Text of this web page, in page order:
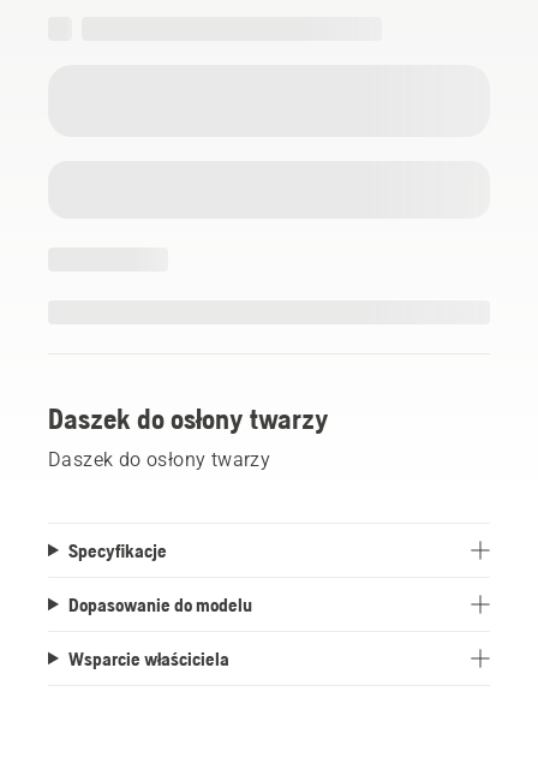
Daszek do osłony twarzy
Daszek do osłony twarzy
Specyfikacje
Dopasowanie do modelu
Wsparcie właściciela